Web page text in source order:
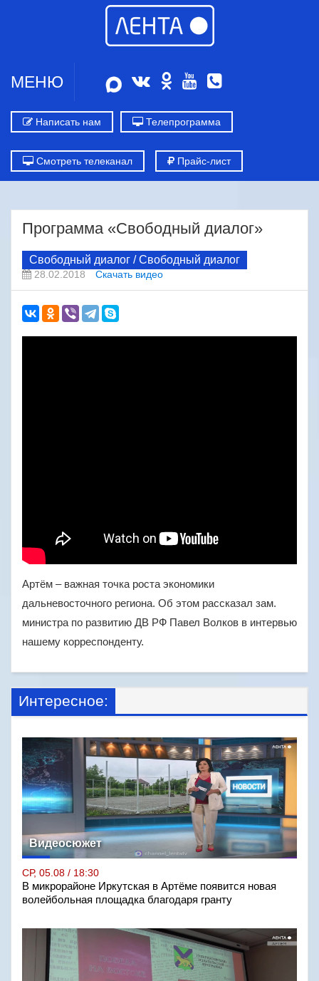
МЕНЮ
Написать нам Телепрограмма
Смотреть телеканал Прайс-лист
Программа «Свободный диалог»
Свободный диалог / Свободный диалог
28.02.2018 Скачать видео
Артём – важная точка роста экономики
дальневосточного региона. Об этом рассказал зам.
министра по развитию ДВ РФ Павел Волков в интервью
нашему корреспонденту.
Интересное:
Видеосюжет
СР, 05.08 / 18:30
В микрорайоне Иркутская в Артёме появится новая
волейбольная площадка благодаря гранту